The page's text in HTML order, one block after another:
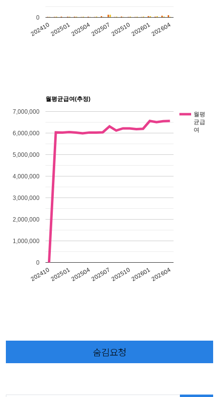
202410202501202504202507202510202601202604
0
월평균급여(추정)
월평
균급
여
202410202501202504202507202510202601202604
0
1,000,000
2,000,000
3,000,000
4,000,000
5,000,000
6,000,000
7,000,000
숨김요청